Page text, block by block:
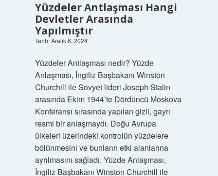
Yüzdeler Antlaşması Hangi
Devletler Arasında
Yapılmıştır
Tarih: Aralık 6, 2024
Yüzdeler Antlaşması nedir? Yüzde
Anlaşması, İngiliz Başbakanı Winston
Churchill ile Sovyet lideri Joseph Stalin
arasında Ekim 1944’te Dördüncü Moskova
Konferansı sırasında yapılan gizli, gayrı
resmi bir anlaşmaydı. Doğu Avrupa
ülkeleri üzerindeki kontrolün yüzdelere
bölünmesini ve bunların etki alanlarına
ayrılmasını sağladı. Yüzde Anlaşması,
İngiliz Başbakanı Winston Churchill ile